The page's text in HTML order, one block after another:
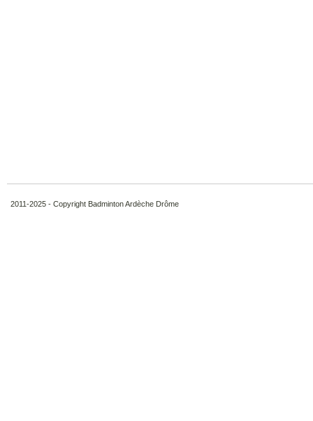
2011-2025 - Copyright Badminton Ardèche Drôme